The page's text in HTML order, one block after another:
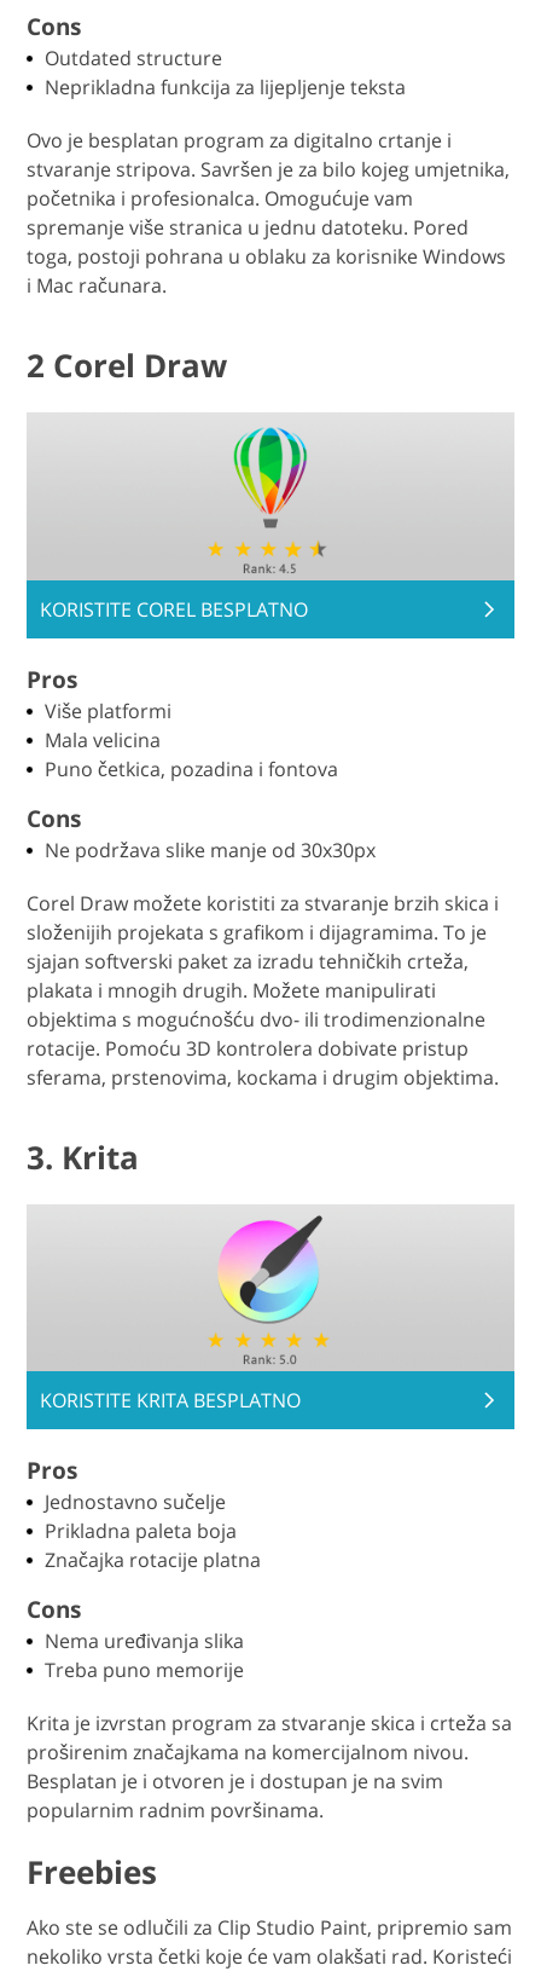
Cons
Outdated structure
Neprikladna funkcija za lijepljenje teksta
Ovo je besplatan program za digitalno crtanje i
stvaranje stripova. Savršen je za bilo kojeg umjetnika,
početnika i profesionalca. Omogućuje vam
spremanje više stranica u jednu datoteku. Pored
toga, postoji pohrana u oblaku za korisnike Windows
i Mac računara.
2 Corel Draw
KORISTITE COREL BESPLATNO
Pros
Više platformi
Mala velicina
Puno četkica, pozadina i fontova
Cons
Ne podržava slike manje od 30x30px
Corel Draw možete koristiti za stvaranje brzih skica i
složenijih projekata s grafikom i dijagramima. To je
sjajan softverski paket za izradu tehničkih crteža,
plakata i mnogih drugih. Možete manipulirati
objektima s mogućnošću dvo- ili trodimenzionalne
rotacije. Pomoću 3D kontrolera dobivate pristup
sferama, prstenovima, kockama i drugim objektima.
3. Krita
KORISTITE KRITA BESPLATNO
Pros
Jednostavno sučelje
Prikladna paleta boja
Značajka rotacije platna
Cons
Nema uređivanja slika
Treba puno memorije
Krita je izvrstan program za stvaranje skica i crteža sa
proširenim značajkama na komercijalnom nivou.
Besplatan je i otvoren je i dostupan je na svim
popularnim radnim površinama.
Freebies
Ako ste se odlučili za Clip Studio Paint, pripremio sam
nekoliko vrsta četki koje će vam olakšati rad. Koristeći